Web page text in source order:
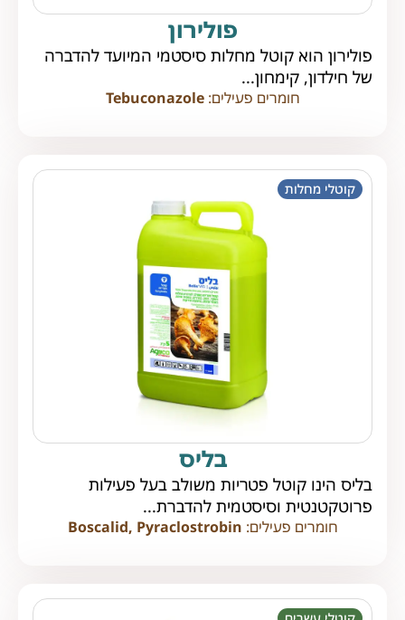
פולירון
פולירון הוא קוטל מחלות סיסטמי המיועד להדברה
של חילדון, קימחון...
חומרים פעילים:Tebuconazole
קוטלי מחלות
בליס
בליס הינו קוטל פטריות משולב בעל פעילות
פרוטקטנטית וסיסטמית להדברת...
חומרים פעילים: Boscalid, Pyraclostrobin